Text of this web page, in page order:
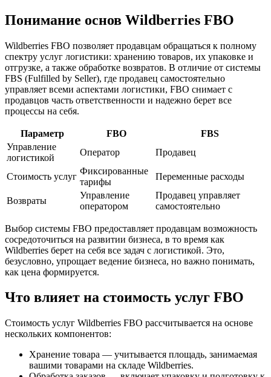
Понимание основ Wildberries FBO
Wildberries FBO позволяет продавцам обращаться к полному
спектру услуг логистики: хранению товаров, их упаковке и
отгрузке, а также обработке возвратов. В отличие от системы
FBS (Fulfilled by Seller), где продавец самостоятельно
управляет всеми аспектами логистики, FBO снимает с
продавцов часть ответственности и надежно берет все
процессы на себя.
Параметр FBO
FBS
Управление
логистикой
Оператор Продавец
Стоимость услуг
Фиксированные
тарифы
Переменные расходы
Возвраты
Управление
оператором
Продавец управляет
самостоятельно
Выбор системы FBO предоставляет продавцам возможность
сосредоточиться на развитии бизнеса, в то время как
Wildberries берет на себя все задач с логистикой. Это,
безусловно, упрощает ведение бизнеса, но важно понимать,
как цена формируется.
Что влияет на стоимость услуг FBO
Стоимость услуг Wildberries FBO рассчитывается на основе
нескольких компонентов:
Хранение товара — учитывается площадь, занимаемая
вашими товарами на складе Wildberries.